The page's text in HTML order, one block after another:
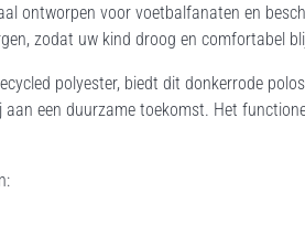
ontworpen voor voetbalfanaten en
zodat uw kind droog en comfortabel
polyester, biedt dit donkerrode
een duurzame toekomst. Het